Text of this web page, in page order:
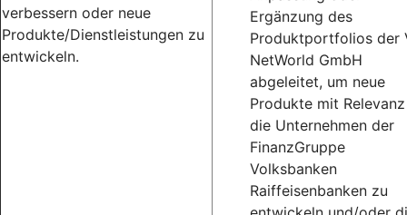
verbessern oder neue
Produkte/Dienstleistungen zu
entwickeln.
Ergänzung des
Produktportfolios der
NetWorld GmbH
abgeleitet, um neue
Produkte mit
die Unternehmen der
FinanzGruppe
Volksbanken
Raiffeisenbanken zu